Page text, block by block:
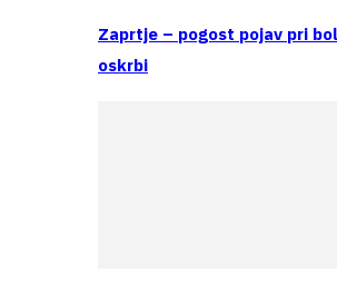
Zaprtje – pogost pojav pri
oskrbi